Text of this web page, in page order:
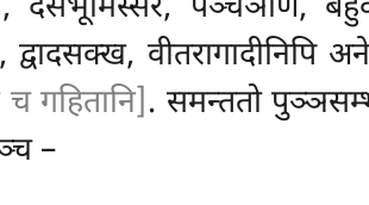
, दसभूमिस्सर, पञ्चञाण,
वीतरागादीनिपि
गहितानि] . समन्ततो
–